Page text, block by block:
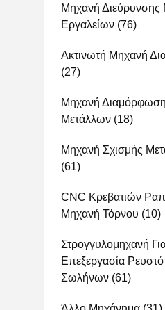
Μηχανή Διεύρυνσης
Εργαλείων (76)
Ακτινωτή Μηχανή
(27)
Μηχανή
Μετάλλων (18)
Μηχανή Σχισμής
(61)
CNC Κρεβατιών
Μηχανή Τόρνου (10)
Στρογγυλομηχανή
Επεξεργασία
Σωλήνων (61)